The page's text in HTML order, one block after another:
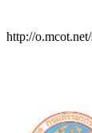
http://